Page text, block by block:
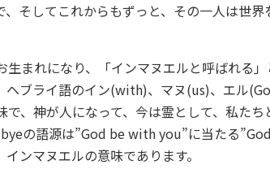
そしてこれからもずっと、その一人は世界
まれになり、「インマヌエルと呼ばれる」
ヘブライ語のイン(with)、マヌ(us)、エル
、神が人になって、今は霊として、私たち
の語源は”God be with you”に当たる
ンマヌエルの意味であります。